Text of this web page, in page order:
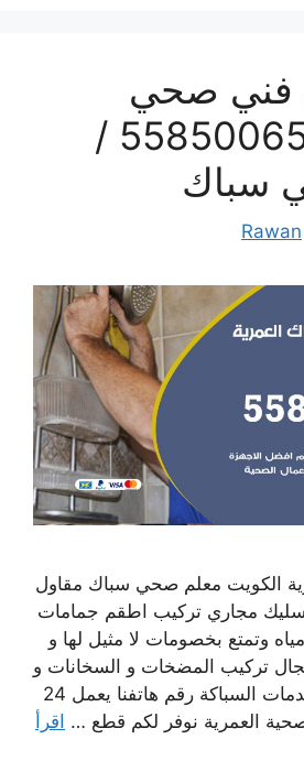
فني صحي
العمرية / 55850065 /
سباك
Rawan
الكويت معلم صحي سباك مقاول
مجاري تركيب اطقم جمامات
وتمتع بخصومات لا مثيل لها و
تركيب المضخات و السخانات و
الفلاتر و غيرها من خدمات السباكة رقم هاتفنا يعمل 24
العمرية نوفر لكم قطع … اقرأ